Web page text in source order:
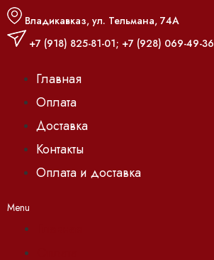
Владикавказ, ул. Тельмана, 74А
+7 (918) 825-81-01; +7 (928) 069-49-36
Главная
Оплата
Доставка
Контакты
Оплата и доставка
Menu